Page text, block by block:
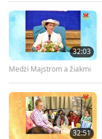
28:35
Medzi Majstrom a žiakmi
27:46
Medzi Majstrom a žiakmi
32:03
Medzi Majstrom a žiakmi
32:51